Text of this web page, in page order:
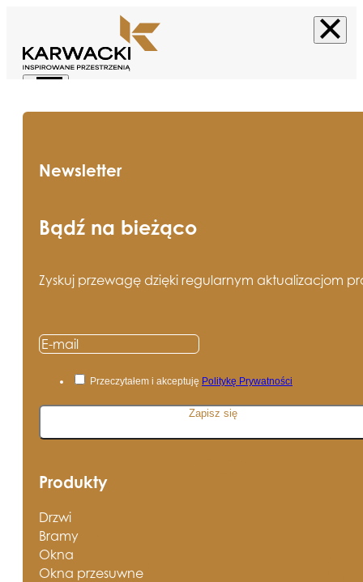
Newsletter
Bądź na bieżąco
Zyskuj przewagę dzięki regularnym aktualizacjom
Przeczytałem i akceptuję Politykę Prywatności
Zapisz się
Produkty
Drzwi
Bramy
Okna
Okna przesuwne